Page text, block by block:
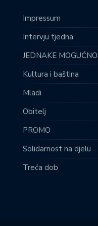
Impressum
Intervju tjedna
JEDNAKE
Kultura i baština
Mladi
Obitelj
PROMO
Solidarnost na djelu
Treća dob